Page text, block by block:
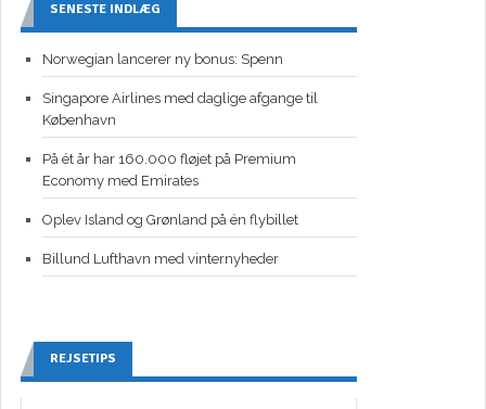
SENESTE INDLÆG
Norwegian lancerer ny bonus: Spenn
Singapore Airlines med daglige afgange til
København
På ét år har 160.000 fløjet på Premium
Economy med Emirates
Oplev Island og Grønland på én flybillet
Billund Lufthavn med vinternyheder
REJSETIPS